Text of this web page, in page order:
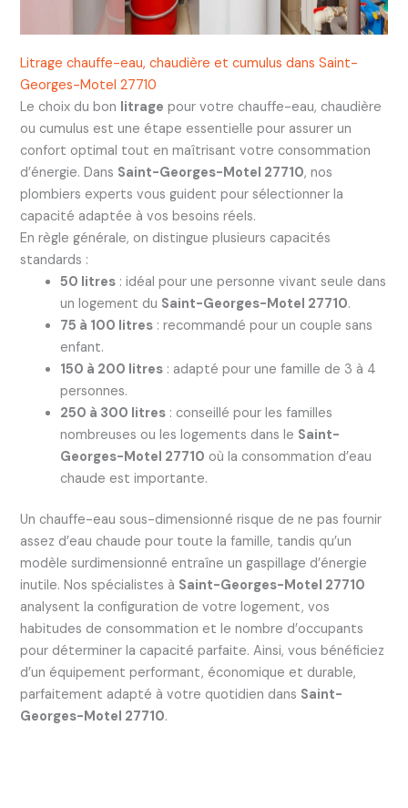
Litrage chauffe-eau, chaudière et cumulus dans Saint-
Georges-Motel 27710
Le choix du bon litrage pour votre chauffe-eau, chaudière
ou cumulus est une étape essentielle pour assurer un
confort optimal tout en maîtrisant votre consommation
d’énergie. Dans Saint-Georges-Motel 27710, nos
plombiers experts vous guident pour sélectionner la
capacité adaptée à vos besoins réels.
En règle générale, on distingue plusieurs capacités
standards :
50 litres: idéal pour une personne vivant seule dans
un logement du Saint-Georges-Motel 27710.
75 à 100 litres: recommandé pour un couple sans
enfant.
150 à 200 litres: adapté pour une famille de 3 à 4
personnes.
250 à 300 litres: conseillé pour les familles
nombreuses ou les logements dans le Saint-
Georges-Motel 27710 où la consommation d’eau
chaude est importante.
Un chauffe-eau sous-dimensionné risque de ne pas fournir
assez d’eau chaude pour toute la famille, tandis qu’un
modèle surdimensionné entraîne un gaspillage d’énergie
inutile. Nos spécialistes à Saint-Georges-Motel 27710
analysent la configuration de votre logement, vos
habitudes de consommation et le nombre d’occupants
pour déterminer la capacité parfaite. Ainsi, vous bénéficiez
d’un équipement performant, économique et durable,
parfaitement adapté à votre quotidien dans Saint-
Georges-Motel 27710.